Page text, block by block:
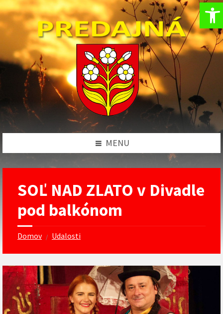
Preskočiť
na
obsah
Preskočiť
na
ľavý
Preskočiť
na
pravý
Preskočiť
na
pätičku
MENU
SOĽ NAD ZLATO v Divadle
pod balkónom
Domov / Udalosti